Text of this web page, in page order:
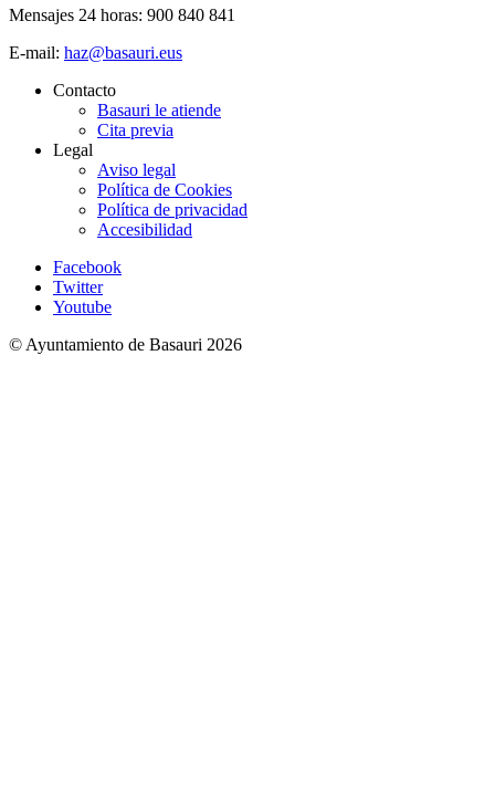
Mensajes 24 horas: 900 840 841
E-mail: haz@basauri.eus
Contacto
Basauri le atiende
Cita previa
Legal
Aviso legal
Política de Cookies
Política de privacidad
Accesibilidad
Facebook
Twitter
Youtube
© Ayuntamiento de Basauri 2026